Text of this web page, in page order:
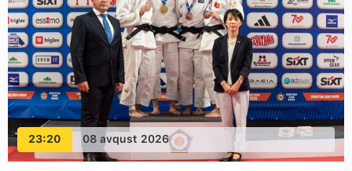
23:20 08 avqust 2026